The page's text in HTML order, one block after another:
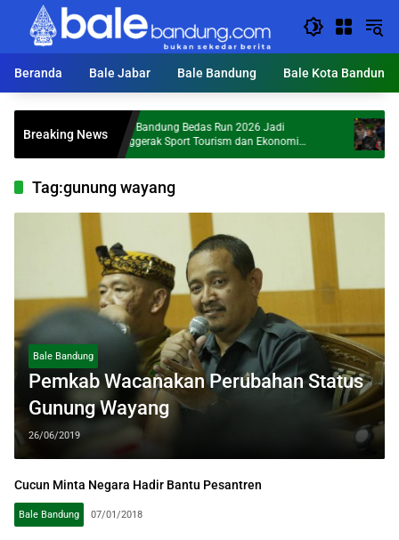
Langsung
konten
Beranda
Bale Jabar Bale Bandung Bale Kota Bandung
Breaking NewsKDS: Bandung Bedas Run 2026 Jadi
Penggerak Sport Tourism dan Ekonomi
Kabupaten Bandung
Dandim
Malam
Tag:gunung wayang
Bale Bandung
Pemkab Wacanakan Perubahan Status
Gunung Wayang
26/06/2019
Cucun Minta Negara Hadir Bantu Pesantren
Bale Bandung 07/01/2018